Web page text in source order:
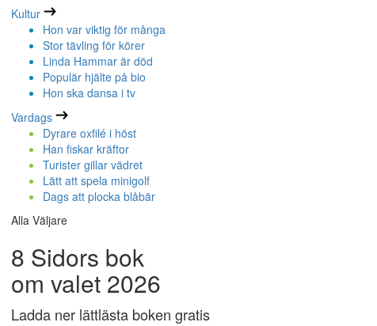
Kultur
Hon var viktig för många
Stor tävling för körer
Linda Hammar är död
Populär hjälte på bio
Hon ska dansa i tv
Vardags
Dyrare oxfilé i höst
Han fiskar kräftor
Turister gillar vädret
Lätt att spela minigolf
Dags att plocka blåbär
Alla Väljare
8 Sidors bok
om valet 2026
Ladda ner lättlästa boken gratis